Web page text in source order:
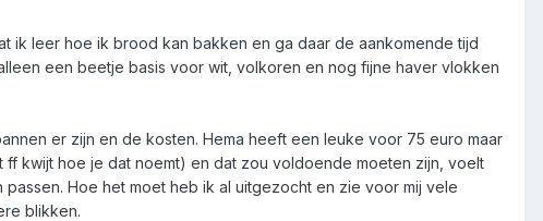
ik leer hoe ik brood kan bakken en ga daar de aankomende tijd
een beetje basis voor wit, volkoren en nog fijne haver vlokken
er zijn en de kosten. Hema heeft een leuke voor 75 euro maar
kwijt hoe je dat noemt) en dat zou voldoende moeten zijn, voelt
Hoe het moet heb ik al uitgezocht en zie voor mij vele
blikken.